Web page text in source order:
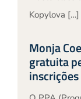
Kopylova […]
Monja
gratuita